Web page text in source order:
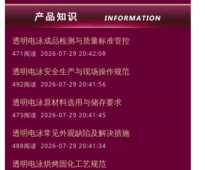
透明电泳成品检测与质量标准管控
471阅读 2026-07-29 20:42:08
透明电泳安全生产与现场操作规范
492阅读 2026-07-29 20:41:56
透明电泳原材料选用与储存要求
473阅读 2026-07-29 20:41:45
透明电泳常见外观缺陷及解决措施
488阅读 2026-07-29 20:41:34
透明电泳烘烤固化工艺规范